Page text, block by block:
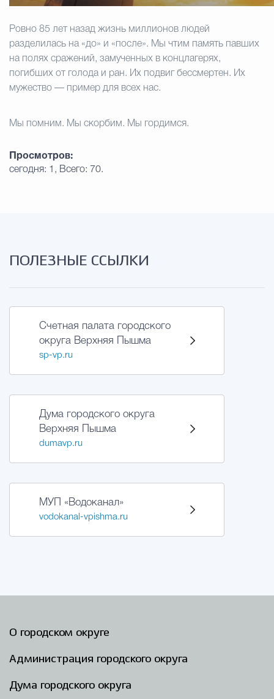
Избирательная
Гостям Городского
Общественная
Ровно 85 лет назад жизнь миллионов людей
разделилась на «до» и «после». Мы чтим память павших
на полях сражений, замученных в концлагерях,
погибших от голода и ран. Их подвиг бессмертен. Их
мужество — пример для всех нас.
Мы помним. Мы скорбим. Мы гордимся.
Просмотров:
сегодня: 1, Всего: 70.
ПОЛЕЗНЫЕ ССЫЛКИ
Счетная палата городского
округа Верхняя Пышма
sp-vp.ru
Дума городского округа
Верхняя Пышма
dumavp.ru
МУП «Водоканал»
vodokanal-vpishma.ru
О городском округе
Администрация городского округа
Дума городского округа